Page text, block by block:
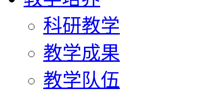
科研教学
教学成果
教学队伍